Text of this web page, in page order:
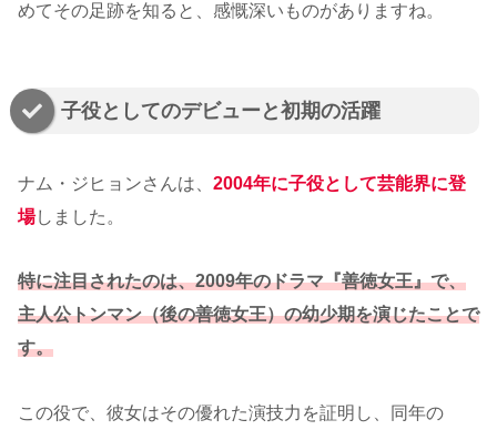
めてその足跡を知ると、感慨深いものがありますね。
子役としてのデビューと初期の活躍
ナム・ジヒョンさんは、 2004年に子役として芸能界に登
場しました。
特に注目されたのは、2009年のドラマ『善徳女王』で、
主人公トンマン（後の善徳女王）の幼少期を演じたことで
す。
この役で、彼女はその優れた演技力を証明し、同年の